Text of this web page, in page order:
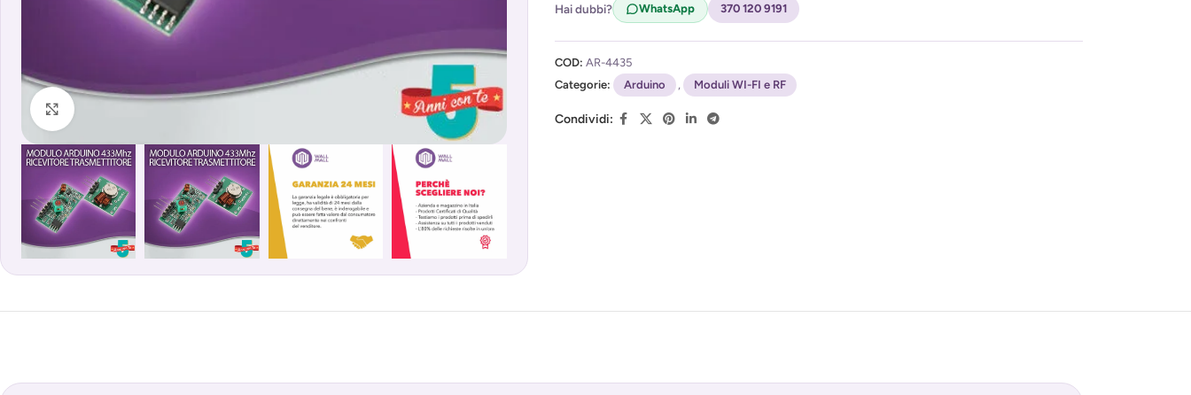
Acconsento al trattamento dei miei dati per ricevere l'avviso di disponibilità
(Privacy Policy)
Hai dubbi? WhatsApp 370 120 9191
COD: AR-4435
Categorie:
Arduino , Moduli WI-FI e RF
Condividi: